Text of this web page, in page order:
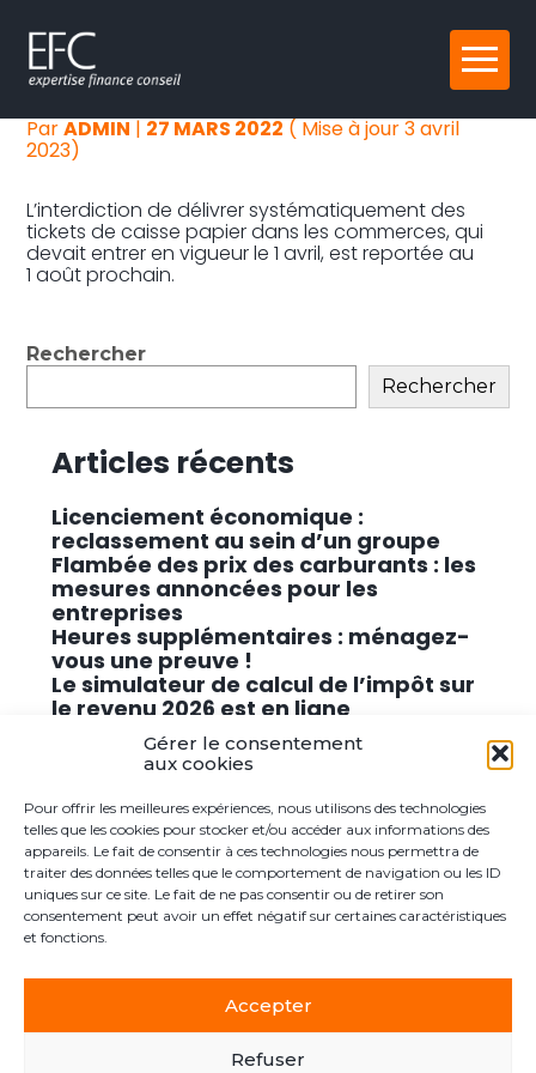
Gérer le consentement
aux cookies
Pour offrir les meilleures expériences, nous utilisons des technologies
telles que les cookies pour stocker et/ou accéder aux informations des
appareils. Le fait de consentir à ces technologies nous permettra de
traiter des données telles que le comportement de navigation ou les ID
uniques sur ce site. Le fait de ne pas consentir ou de retirer son
consentement peut avoir un effet négatif sur certaines caractéristiques
et fonctions.
Accepter
Refuser
Aller
au
Reprise, transmission et création
Gestion au quotidien
Audit
LA FIN DES TICKETS DE CAISSE
PAPIER DE NOUVEAU REPORTÉE !
ParADMIN | 27 MARS 2022 ( Mise à jour 3 avril
2023)
L’interdiction de délivrer systématiquement des
tickets de caisse papier dans les commerces, qui
devait entrer en vigueur le 1 avril, est reportée au
1 août prochain.
Blog
Rechercher
Rechercher
Articles récents
Licenciement économique :
reclassement au sein d’un groupe
Flambée des prix des carburants : les
mesures annoncées pour les
entreprises
Heures supplémentaires : ménagez-
vous une preuve !
Le simulateur de calcul de l’impôt sur
le revenu 2026 est en ligne
Promouvoir des solutions de
cybersécurité conformes au RGPD
Commentaires récents
Aucun commentaire à afficher.